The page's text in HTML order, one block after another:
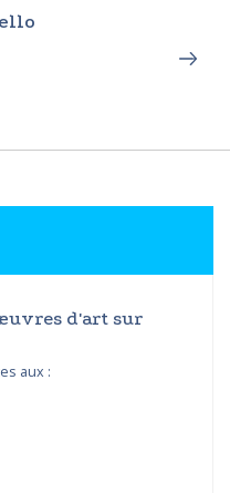
d'art sur
aux :